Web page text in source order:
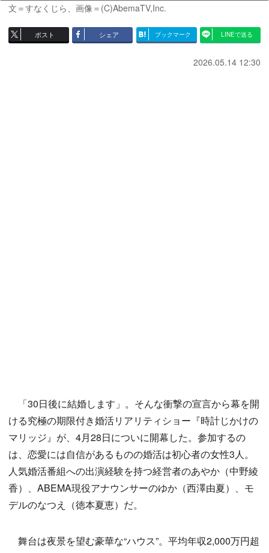
文＝すなくじら、画像＝(C)AbemaTV,Inc.
ポスト シェア ブックマーク LINEで送る
2026.05.14 12:30
「30日後に結婚します」。そんな衝撃の宣言から幕を開
ける究極の期限付き婚活リアリティショー『時計じかけの
マリッジ』が、4月28日についに開幕した。参加するの
は、恋愛には自信があるものの婚活は初心者の女性3人。
人気婚活番組への出演経験を持つ経営者のあやか（中野綾
香）、ABEMA現役アナウンサーのゆか（西澤由夏）、モ
デルのなつえ（徳本夏恵）だ。
舞台は夜景を望む豪華な“ハウス”。平均年収2,000万円超